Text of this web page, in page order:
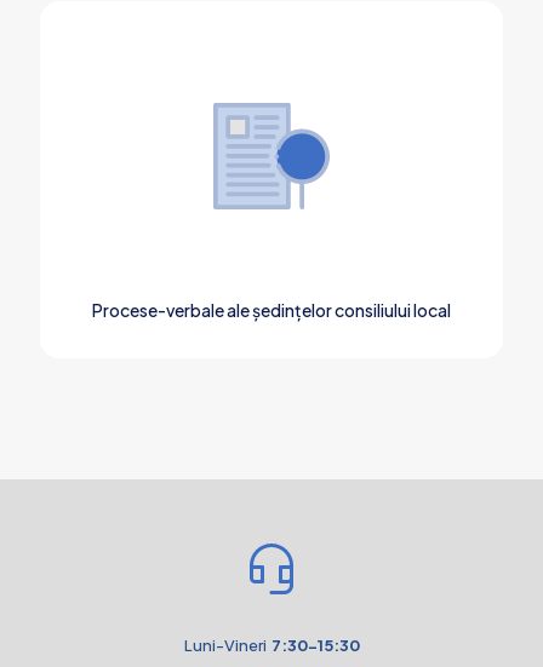
Procese-verbale ale ședințelor consiliului local
Luni-Vineri 7:30-15:30